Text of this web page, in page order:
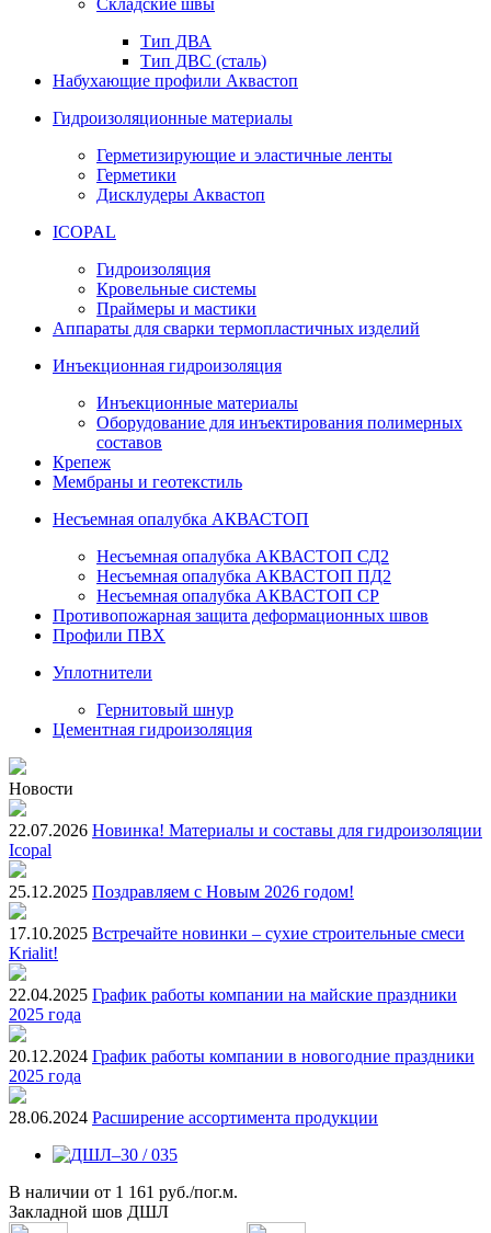
Тип ДВА
Тип ДВС (сталь)
Набухающие профили Аквастоп
Гидроизоляционные материалы
Герметизирующие и эластичные ленты
Герметики
Дисклудеры Аквастоп
ICOPAL
Гидроизоляция
Кровельные системы
Праймеры и мастики
Аппараты для сварки термопластичных изделий
Инъекционная гидроизоляция
Инъекционные материалы
Оборудование для инъектирования полимерных
составов
Крепеж
Мембраны и геотекстиль
Несъемная опалубка АКВАСТОП
Несъемная опалубка АКВАСТОП СД2
Несъемная опалубка АКВАСТОП ПД2
Несъемная опалубка АКВАСТОП СР
Противопожарная защита деформационных швов
Профили ПВХ
Уплотнители
Гернитовый шнур
Цементная гидроизоляция
Новости
22.07.2026 Новинка! Материалы и составы для гидроизоляции
Icopal
25.12.2025 Поздравляем с Новым 2026 годом!
17.10.2025 Встречайте новинки – сухие строительные смеси
Krialit!
22.04.2025 График работы компании на майские праздники
2025 года
20.12.2024 График работы компании в новогодние праздники
2025 года
28.06.2024 Расширение ассортимента продукции
В наличии от 1 161 руб./пог.м.
Закладной шов ДШЛ